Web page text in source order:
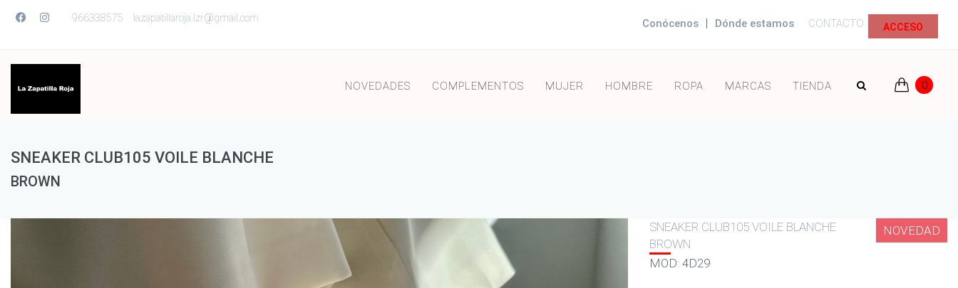
966338575 lazapatillaroja.lzr@gmail.com Conócenos | Dónde estamos CONTACTO ACCESO
NOVEDADES COMPLEMENTOS MUJER HOMBRE ROPA MARCAS TIENDA 0
SNEAKER CLUB105 VOILE BLANCHE
BROWN
SNEAKER CLUB105 VOILE BLANCHE
BROWN
MOD: 4D29
NOVEDAD